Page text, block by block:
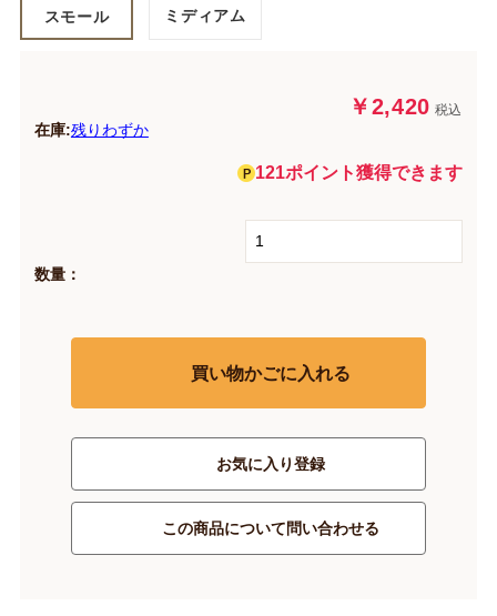
￥2,420 税込
在庫:残りわずか
121ポイント獲得できます
数量：
買い物かごに入れる
お気に入り登録
この商品について問い合わせる
スモール ミディアム